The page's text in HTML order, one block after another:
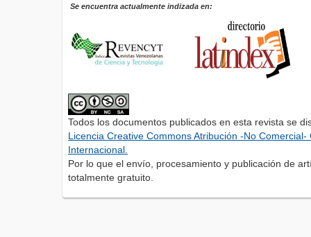
Se encuentra actualmente indizada en:
Todos los documentos publicados en esta revista se
Licencia Creative Commons Atribución -No
Internacional.
Por lo que el envío, procesamiento y publicación de
totalmente gratuito.